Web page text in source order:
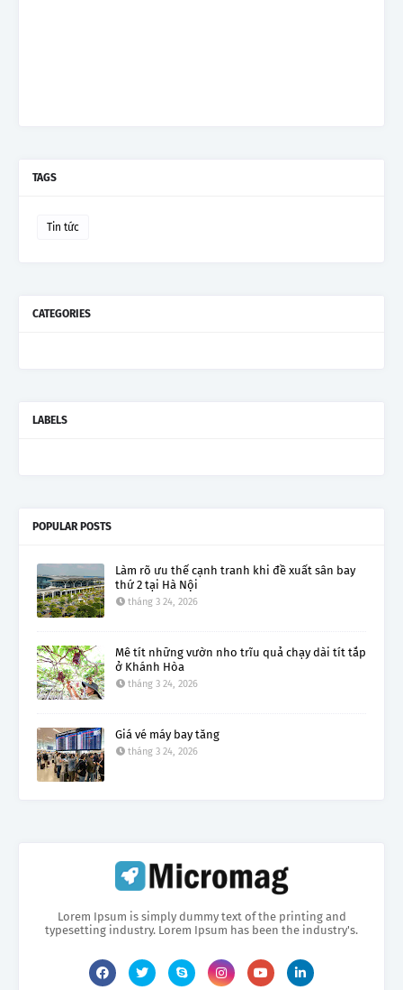
TAGS
Tin tức
CATEGORIES
LABELS
POPULAR POSTS
Làm rõ ưu thế cạnh tranh khi đề xuất sân bay
thứ 2 tại Hà Nội
tháng 3 24, 2026
Mê tít những vườn nho trĩu quả chạy dài tít tắp
ở Khánh Hòa
tháng 3 24, 2026
Giá vé máy bay tăng
tháng 3 24, 2026
Lorem Ipsum is simply dummy text of the printing and
typesetting industry. Lorem Ipsum has been the industry's.